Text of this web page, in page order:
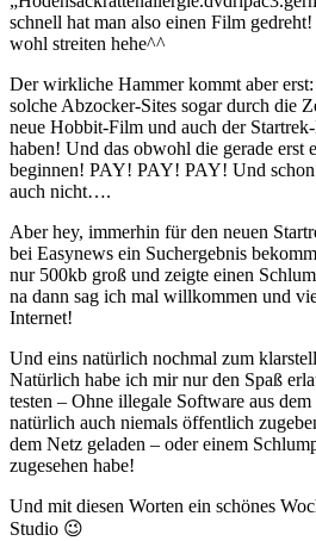
schnell hat man also einen Film
wohl streiten hehe^^
Der wirkliche Hammer kommt aber
solche Abzocker-Sites sogar durch die
neue Hobbit-Film und auch der
haben! Und das obwohl die gerade erst
beginnen! PAY! PAY! PAY! Und
auch nicht….
Aber hey, immerhin für den neuen
bei Easynews ein Suchergebnis
nur 500kb groß und zeigte einen
na dann sag ich mal willkommen und
Internet!
Und eins natürlich nochmal zum
Natürlich habe ich mir nur den Spaß
testen – Ohne illegale Software aus
natürlich auch niemals öffentlich
dem Netz geladen – oder einem
zugesehen habe!
Und mit diesen Worten ein schönes
Studio 😉